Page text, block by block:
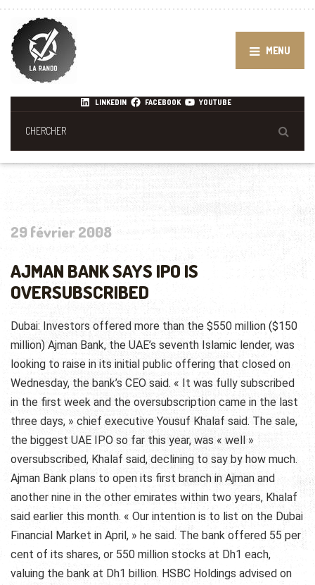
MENU
LINKEDIN FACEBOOK YOUTUBE
29 février 2008
AJMAN BANK SAYS IPO IS
OVERSUBSCRIBED
Dubai: Investors offered more than the $550 million ($150
million) Ajman Bank, the UAE’s seventh Islamic lender, was
looking to raise in its initial public offering that closed on
Wednesday, the bank’s CEO said. « It was fully subscribed
in the first week and the oversubscription came in the last
three days, » chief executive Yousuf Khalaf said. The sale,
the biggest UAE IPO so far this year, was « well »
oversubscribed, Khalaf said, declining to say by how much.
Ajman Bank plans to open its first branch in Ajman and
another nine in the other emirates within two years, Khalaf
said earlier this month. « Our intention is to list on the Dubai
Financial Market in April, » he said. The bank offered 55 per
cent of its shares, or 550 million stocks at Dh1 each,
valuing the bank at Dh1 billion. HSBC Holdings advised on